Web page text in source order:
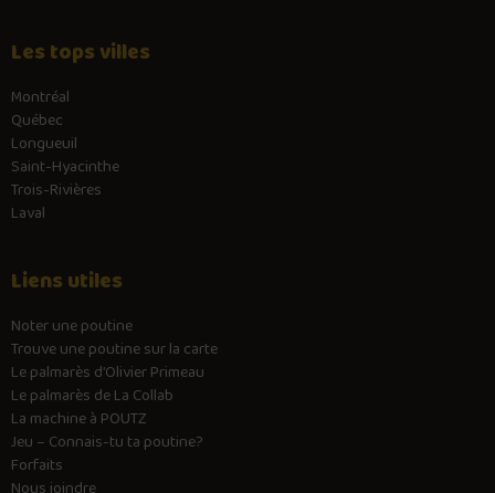
Les tops villes
Montréal
Québec
Longueuil
Saint-Hyacinthe
Trois-Rivières
Laval
Liens utiles
Noter une poutine
Trouve une poutine sur la carte
Le palmarès d’Olivier Primeau
Le palmarès de La Collab
La machine à POUTZ
Jeu – Connais-tu ta poutine?
Forfaits